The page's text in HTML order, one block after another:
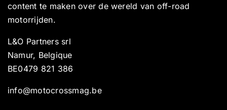
content te maken over de wereld van off-road
motorrijden.
L&O Partners srl
Namur, Belgique
BE0479 821 386
info@motocrossmag.be